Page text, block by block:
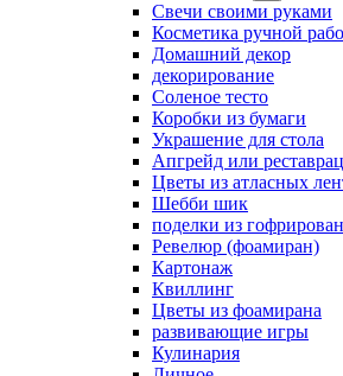
Свечи своими руками
Косметика ручной
Домашний декор
декорирование
Соленое тесто
Коробки из бумаги
Украшение для стола
Апгрейд или
Цветы из атласных
Шебби шик
поделки из
Ревелюр (фоамиран)
Картонаж
Квиллинг
Цветы из фоамирана
развивающие игры
Кулинария